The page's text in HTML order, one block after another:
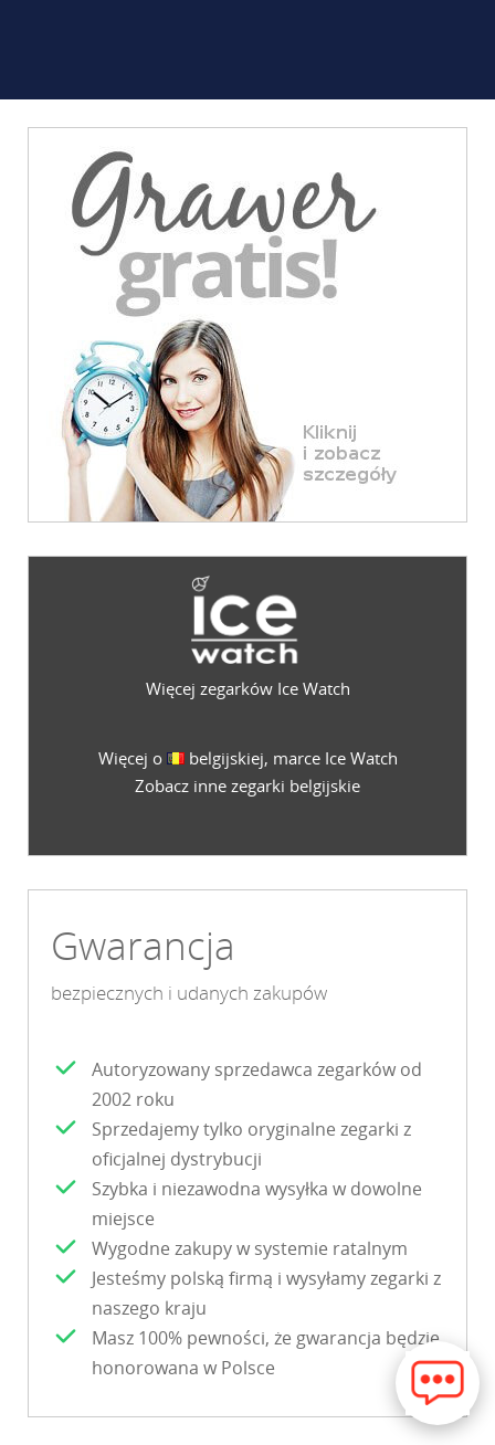
Więcej zegarków Ice Watch
Więcej o
belgijskiej, marce Ice Watch
Zobacz inne zegarki belgijskie
Gwarancja
bezpiecznych i udanych zakupów
Autoryzowany sprzedawca zegarków od
2002 roku
Sprzedajemy tylko oryginalne zegarki z
oficjalnej dystrybucji
Szybka i niezawodna wysyłka w dowolne
miejsce
Wygodne zakupy w systemie ratalnym
Jesteśmy polską firmą i wysyłamy zegarki z
naszego kraju
Masz 100% pewności, że gwarancja będzie
honorowana w Polsce